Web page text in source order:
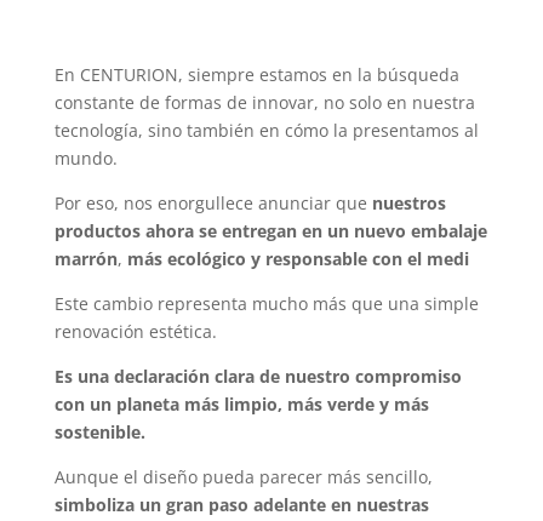
En CENTURION, siempre estamos en la búsqueda
constante de formas de innovar, no solo en nuestra
tecnología, sino también en cómo la presentamos al
mundo.
Por eso, nos enorgullece anunciar que nuestros
productos ahora se entregan en un nuevo embalaje
marrón, más ecológico y responsable con el medi
Este cambio representa mucho más que una simple
renovación estética.
Es una declaración clara de nuestro compromiso
con un planeta más limpio, más verde y más
sostenible.
Aunque el diseño pueda parecer más sencillo,
simboliza un gran paso adelante en nuestras